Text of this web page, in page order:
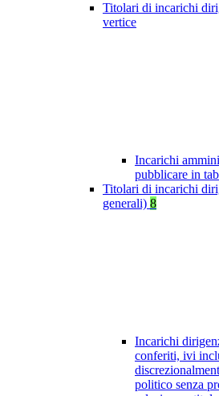
Titolari di incarichi
vertice
Incarichi
pubblicare in
Titolari di incarichi
generali) 8
Incarichi
conferiti, ivi
politico senza